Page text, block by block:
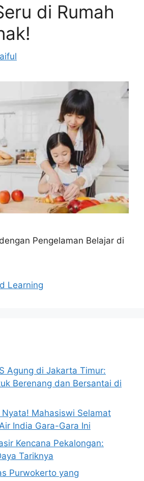
di Rumah
Pengelaman Belajar di
Learning
Agung di Jakarta Timur:
Berenang dan Bersantai di
Mahasiswi Selamat
India Gara-Gara Ini
Kencana Pekalongan:
Tariknya
Purwokerto yang